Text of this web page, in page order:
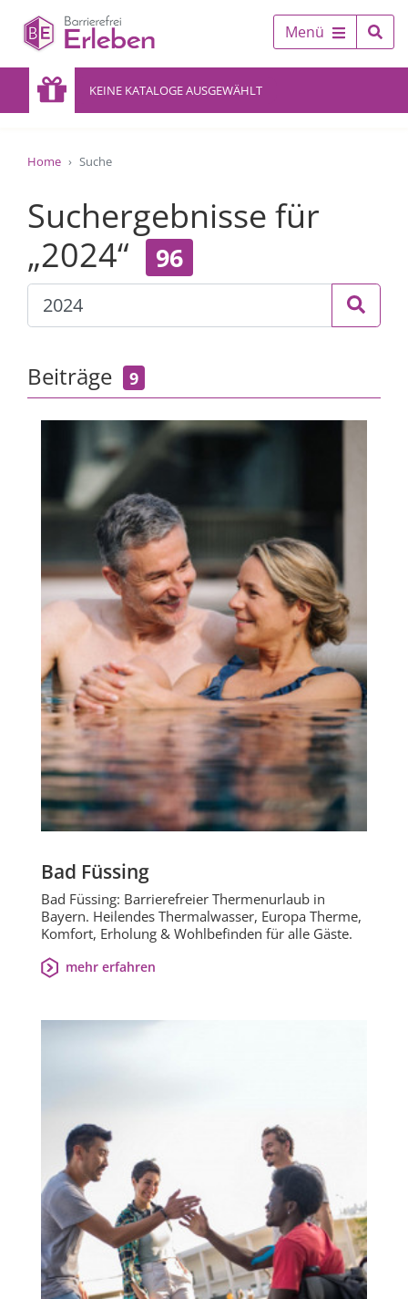
Menü
KEINE KATALOGE AUSGEWÄHLT
Home Suche
Suchergebnisse für
„2024“
96
Beiträge 9
Bad Füssing
Bad Füssing: Barrierefreier Thermenurlaub in
Bayern. Heilendes Thermalwasser, Europa Therme,
Komfort, Erholung & Wohlbefinden für alle Gäste.
mehr erfahren